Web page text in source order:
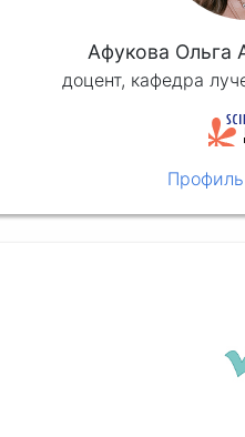
Афукова Ольга
доцент, кафедра